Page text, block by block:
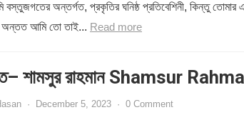
বস্তুজগতের অন্তর্গত, প্রকৃতির ঘনিষ্ঠ প্রতিবেশিনী, কিন্তু তোমার
অন্তত আমি তো তাই... Read more
শামসুর রাহমান Shamsur
· December 5, 2023 · 0 Comment